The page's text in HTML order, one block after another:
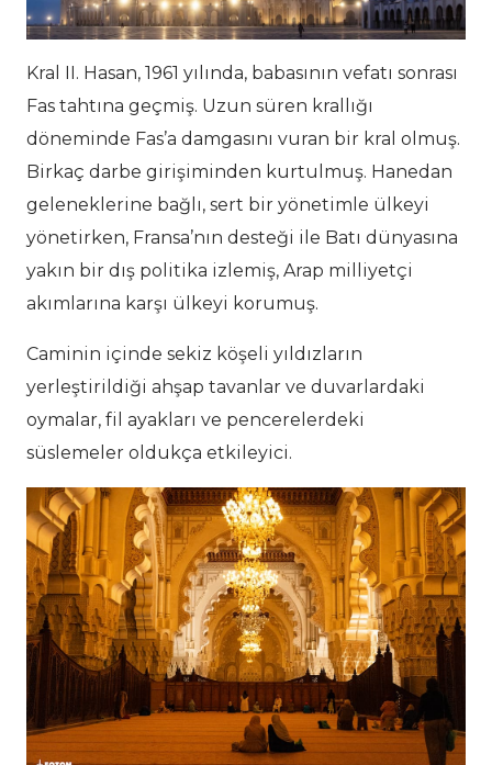
Kral II. Hasan, 1961 yılında, babasının vefatı sonrası
Fas tahtına geçmiş. Uzun süren krallığı
döneminde Fas’a damgasını vuran bir kral olmuş.
Birkaç darbe girişiminden kurtulmuş. Hanedan
geleneklerine bağlı, sert bir yönetimle ülkeyi
yönetirken, Fransa’nın desteği ile Batı dünyasına
yakın bir dış politika izlemiş, Arap milliyetçi
akımlarına karşı ülkeyi korumuş.
Caminin içinde sekiz köşeli yıldızların
yerleştirildiği ahşap tavanlar ve duvarlardaki
oymalar, fil ayakları ve pencerelerdeki
süslemeler oldukça etkileyici.